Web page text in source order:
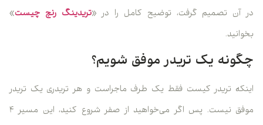
در آن تصمیم گرفت، توضیح کامل را در «تریدینگ رنج چیست»
بخوانید.
چگونه یک تریدر موفق شویم؟
اینکه تریدر کیست فقط یک طرف ماجراست و هر تریدری یک تریدر
موفق نیست. پس اگر می‌خواهید از صفر شروع کنید، این مسیر ۴